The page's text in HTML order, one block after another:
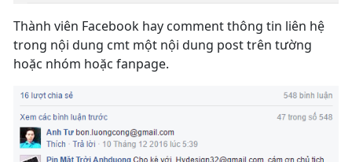
Thành viên Facebook hay comment thông tin liên hệ
trong nội dung cmt một nội dung post trên tường
hoặc nhóm hoặc fanpage.